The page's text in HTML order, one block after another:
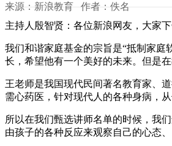
来源：新浪教育 作者：佚名
主持人殷智贤：各位新浪网友，大家
我们和谐家庭基金的宗旨是“抵制家庭
长，希望他有一个美好的未来。但是
王老师是我国现代民间著名教育家、
需心药医，针对现代人的各种身病，从
所以在我们甄选讲师名单的时候，我
由孩子的各种反应来观察自己的心态